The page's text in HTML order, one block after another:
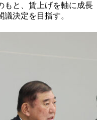
もと、賃上げを軸に成長
決定を目指す。